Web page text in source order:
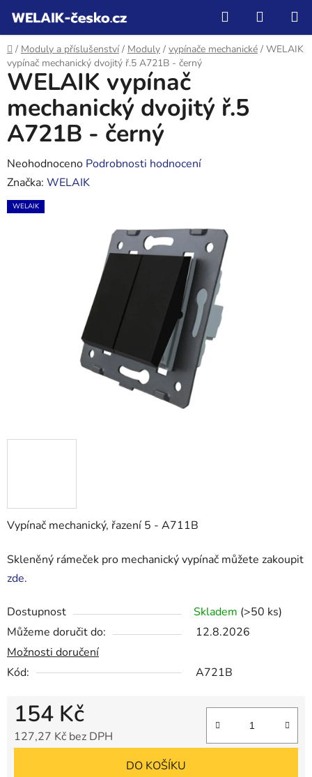
obsah
Hledat
KOŠÍK
Domů
/ Moduly a příslušenství / Moduly / vypínače mechanické / WELAIK
vypínač mechanický dvojitý ř.5 A721B - černý
Vypínač mechanický, řazení 5 - A711B
Skleněný rámeček pro mechanický vypínač můžete zakoupit
zde.
Dostupnost Skladem (>50 ks)
Můžeme doručit do:
12.8.2026
Možnosti doručení
Kód:
A721B
154 Kč
127,27 Kč bez DPH
DO KOŠÍKU
WELAIK vypínač
mechanický dvojitý ř.5
A721B - černý
Průměrné
hodnocení
produktu
Neohodnoceno Podrobnosti hodnocení
Značka: WELAIK
WELAIK